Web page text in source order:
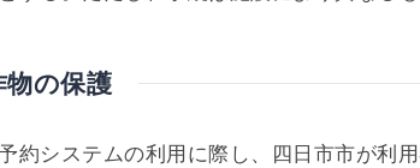
の保護
約システムの利用に際し、四日市市が利